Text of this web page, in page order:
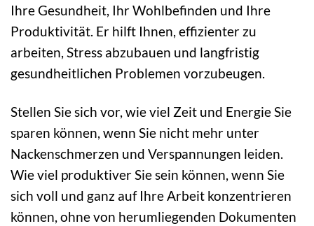
Ihre Gesundheit, Ihr Wohlbefinden und Ihre
Produktivität. Er hilft Ihnen, effizienter zu
arbeiten, Stress abzubauen und langfristig
gesundheitlichen Problemen vorzubeugen.
Stellen Sie sich vor, wie viel Zeit und Energie Sie
sparen können, wenn Sie nicht mehr unter
Nackenschmerzen und Verspannungen leiden.
Wie viel produktiver Sie sein können, wenn Sie
sich voll und ganz auf Ihre Arbeit konzentrieren
können, ohne von herumliegenden Dokumenten